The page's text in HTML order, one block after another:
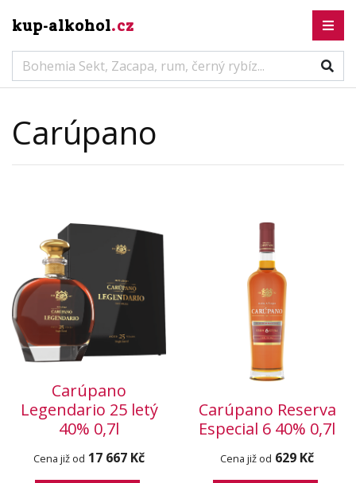
kup-alkohol.cz
Carúpano
Carúpano
Legendario 25 letý
40% 0,7l
Cena již od 17 667 Kč
Carúpano Reserva
Especial 6 40% 0,7l
Cena již od 629 Kč